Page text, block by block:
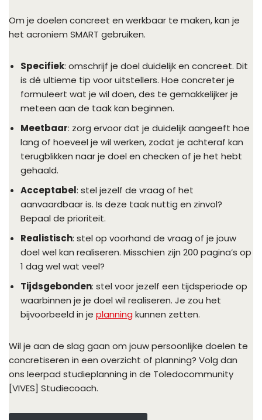
Om je doelen concreet en werkbaar te maken, kan je
het acroniem SMART gebruiken.
Specifiek: omschrijf je doel duidelijk en concreet. Dit
is dé ultieme tip voor uitstellers. Hoe concreter je
formuleert wat je wil doen, des te gemakkelijker je
meteen aan de taak kan beginnen.
Meetbaar: zorg ervoor dat je duidelijk aangeeft hoe
lang of hoeveel je wil werken, zodat je achteraf kan
terugblikken naar je doel en checken of je het hebt
gehaald.
Acceptabel: stel jezelf de vraag of het
aanvaardbaar is. Is deze taak nuttig en zinvol?
Bepaal de prioriteit.
Realistisch: stel op voorhand de vraag of je jouw
doel wel kan realiseren. Misschien zijn 200 pagina’s op
1 dag wel wat veel?
Tijdsgebonden: stel voor jezelf een tijdsperiode op
waarbinnen je je doel wil realiseren. Je zou het
bijvoorbeeld in je planning kunnen zetten.
Wil je aan de slag gaan om jouw persoonlijke doelen te
concretiseren in een overzicht of planning? Volg dan
ons leerpad studieplanning in de Toledocommunity
[VIVES] Studiecoach.